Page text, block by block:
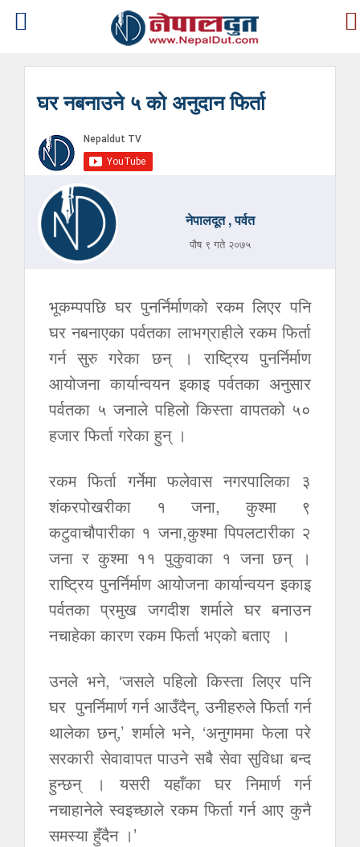
घर नबनाउने ५ को अनुदान फिर्ता
नेपालदूत , पर्वत
पौष ९ गते २०७५
भूकम्पपछि घर पुनर्निर्माणको रकम लिएर पनि
घर नबनाएका पर्वतका लाभग्राहीले रकम फिर्ता
गर्न सुरु गरेका छन् । राष्ट्रिय पुनर्निर्माण
आयोजना कार्यान्वयन इकाइ पर्वतका अनुसार
पर्वतका ५ जनाले पहिलो किस्ता वापतको ५०
हजार फिर्ता गरेका हुन् ।
रकम फिर्ता गर्नेमा फलेवास नगरपालिका ३
शंकरपोखरीका १ जना, कुश्मा ९
कटुवाचौपारीका १ जना,कुश्मा पिपलटारीका २
जना र कुश्मा ११ पुकुवाका १ जना छन् ।
राष्ट्रिय पुनर्निर्माण आयोजना कार्यान्वयन इकाइ
पर्वतका प्रमुख जगदीश शर्माले घर बनाउन
नचाहेका कारण रकम फिर्ता भएको बताए ।
उनले भने, ‘जसले पहिलो किस्ता लिएर पनि
घर पुनर्निमार्ण गर्न आउँदैन्, उनीहरुले फिर्ता गर्न
थालेका छन्,’ शर्माले भने, ‘अनुगममा फेला परे
सरकारी सेवावापत पाउने सबै सेवा सुविधा बन्द
हुन्छन् । यसरी यहाँका घर निमार्ण गर्न
नचाहानेले स्वइच्छाले रकम फिर्ता गर्न आए कुनै
समस्या हुँदैन ।’